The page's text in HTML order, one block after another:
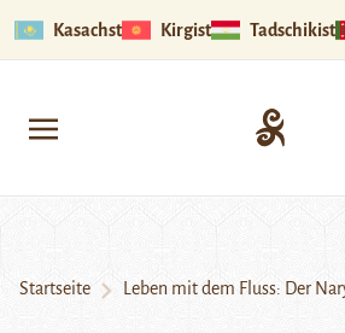
Kasachstan Kirgistan
Startseite Leben mit dem Fluss: Der